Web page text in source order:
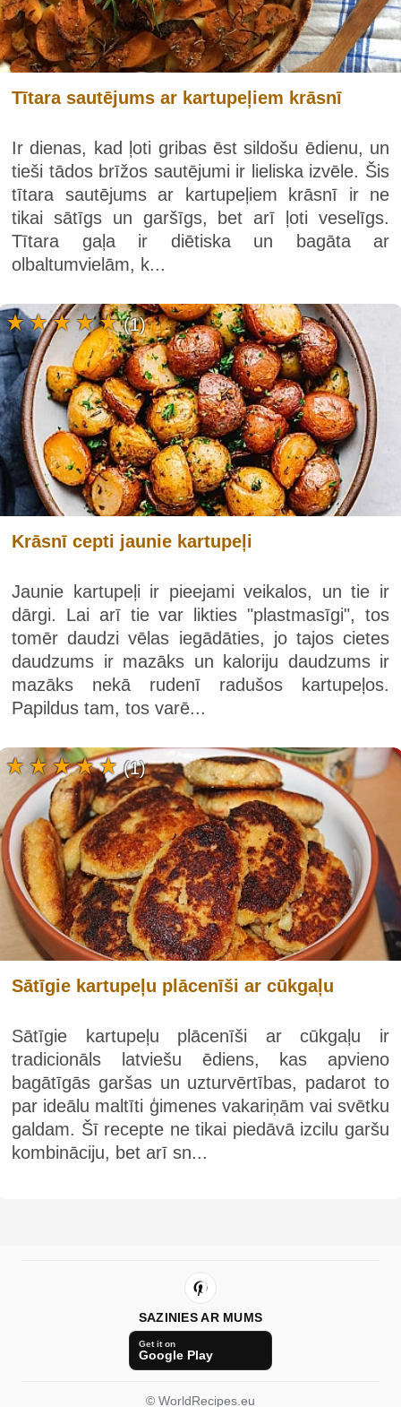
Tītara sautējums ar kartupeļiem krāsnī
Ir dienas, kad ļoti gribas ēst sildošu ēdienu, un
tieši tādos brīžos sautējumi ir lieliska izvēle. Šis
tītara sautējums ar kartupeļiem krāsnī ir ne
tikai sātīgs un garšīgs, bet arī ļoti veselīgs.
Tītara gaļa ir diētiska un bagāta ar
olbaltumvielām, k...
Krāsnī cepti jaunie kartupeļi
Jaunie kartupeļi ir pieejami veikalos, un tie ir
dārgi. Lai arī tie var likties "plastmasīgi", tos
tomēr daudzi vēlas iegādāties, jo tajos cietes
daudzums ir mazāks un kaloriju daudzums ir
mazāks nekā rudenī radušos kartupeļos.
Papildus tam, tos varē...
(1)
Sātīgie kartupeļu plācenīši ar cūkgaļu
Sātīgie kartupeļu plācenīši ar cūkgaļu ir
tradicionāls latviešu ēdiens, kas apvieno
bagātīgās garšas un uzturvērtības, padarot to
par ideālu maltīti ģimenes vakariņām vai svētku
galdam. Šī recepte ne tikai piedāvā izcilu garšu
kombināciju, bet arī sn...
(1)
SAZINIES AR MUMS
Get it on
Google Play
© WorldRecipes.eu